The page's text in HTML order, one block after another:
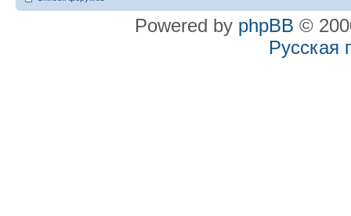
Powered by phpBB ©
Русская